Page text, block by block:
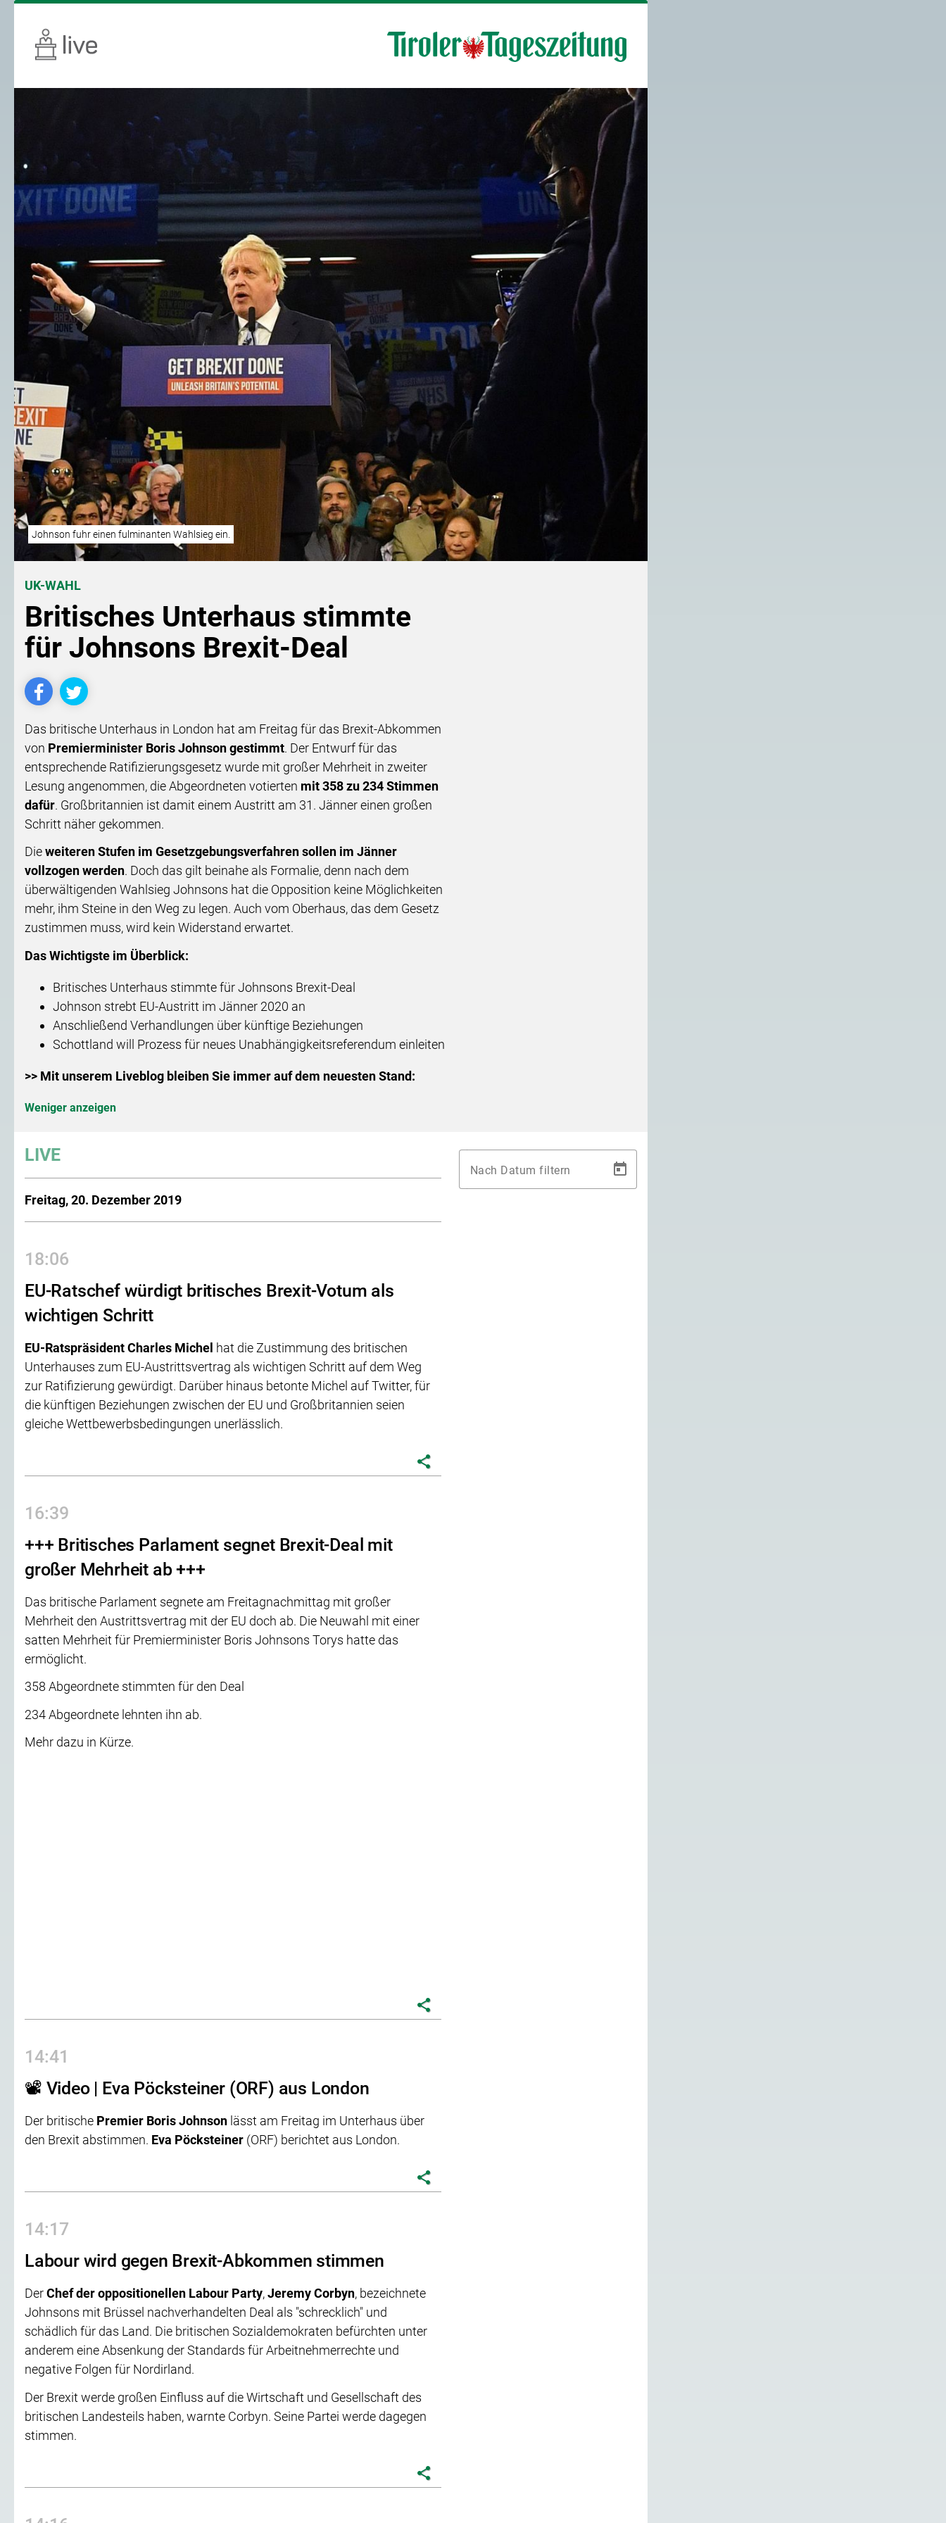
Johnson fuhr einen fulminanten Wahlsieg ein.
UK-WAHL
Britisches Unterhaus stimmte
für Johnsons Brexit-Deal
Das britische Unterhaus in London hat am Freitag für das Brexit-Abkommen
von Premierminister Boris Johnson gestimmt. Der Entwurf für das
entsprechende Ratifizierungsgesetz wurde mit großer Mehrheit in zweiter
Lesung angenommen, die Abgeordneten votierten mit 358 zu 234 Stimmen
dafür. Großbritannien ist damit einem Austritt am 31. Jänner einen großen
Schritt näher gekommen.
Dieweiteren Stufen im Gesetzgebungsverfahren sollen im Jänner
vollzogen werden. Doch das gilt beinahe als Formalie, denn nach dem
überwältigenden Wahlsieg Johnsons hat die Opposition keine Möglichkeiten
mehr, ihm Steine in den Weg zu legen. Auch vom Oberhaus, das dem Gesetz
zustimmen muss, wird kein Widerstand erwartet.
Das Wichtigste im Überblick:
Britisches Unterhaus stimmte für Johnsons Brexit-Deal
Johnson strebt EU-Austritt im Jänner 2020 an
Anschließend Verhandlungen über künftige Beziehungen
Schottland will Prozess für neues Unabhängigkeitsreferendum einleiten
>> Mit unserem Liveblog bleiben Sie immer auf dem neuesten Stand:
Weniger anzeigen
LIVE
Freitag, 20. Dezember 2019
18:06
EU-Ratschef würdigt britisches Brexit-Votum als
wichtigen Schritt
EU-Ratspräsident Charles Michel hat die Zustimmung des britischen
Unterhauses zum EU-Austrittsvertrag als wichtigen Schritt auf dem Weg
zur Ratifizierung gewürdigt. Darüber hinaus betonte Michel auf Twitter, für
die künftigen Beziehungen zwischen der EU und Großbritannien seien
gleiche Wettbewerbsbedingungen unerlässlich.
share
16:39
+++ Britisches Parlament segnet Brexit-Deal mit
großer Mehrheit ab +++
Das britische Parlament segnete am Freitagnachmittag mit großer
Mehrheit den Austrittsvertrag mit der EU doch ab. Die Neuwahl mit einer
satten Mehrheit für Premierminister Boris Johnsons Torys hatte das
ermöglicht.
358 Abgeordnete stimmten für den Deal
234 Abgeordnete lehnten ihn ab.
Mehr dazu in Kürze.
share
14:41
📽 Video | Eva Pöcksteiner (ORF) aus London
Der britische Premier Boris Johnson lässt am Freitag im Unterhaus über
den Brexit abstimmen. Eva Pöcksteiner (ORF) berichtet aus London.
share
14:17
Labour wird gegen Brexit-Abkommen stimmen
DerChef der oppositionellen Labour Party,Jeremy Corbyn, bezeichnete
Johnsons mit Brüssel nachverhandelten Deal als "schrecklich" und
schädlich für das Land. Die britischen Sozialdemokraten befürchten unter
anderem eine Absenkung der Standards für Arbeitnehmerrechte und
negative Folgen für Nordirland.
Der Brexit werde großen Einfluss auf die Wirtschaft und Gesellschaft des
britischen Landesteils haben, warnte Corbyn. Seine Partei werde dagegen
stimmen.
share
Nach Datum filtern